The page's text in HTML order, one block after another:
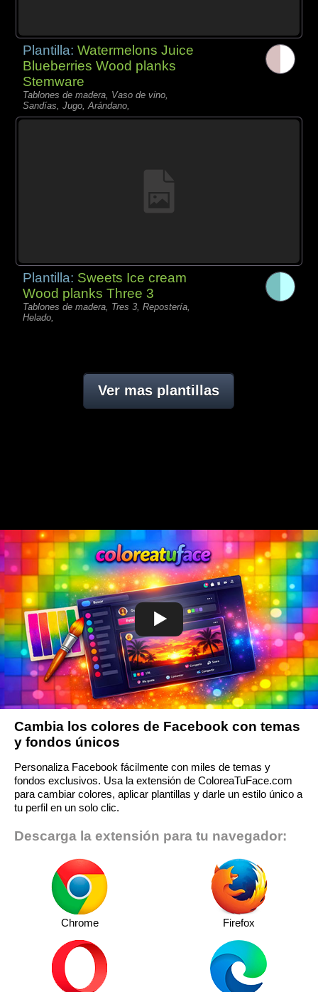
Plantilla:Watermelons Juice
Blueberries Wood planks
Stemware
Tablones de madera, Vaso de vino,
Sandías, Jugo, Arándano,
Plantilla: Sweets Ice cream
Wood planks Three 3
Tablones de madera, Tres 3, Repostería,
Helado,
Ver mas plantillas
Cambia los colores de Facebook con temas
y fondos únicos
Personaliza Facebook fácilmente con miles de temas y
fondos exclusivos. Usa la extensión de ColoreaTuFace.com
para cambiar colores, aplicar plantillas y darle un estilo único a
tu perfil en un solo clic.
Descarga la extensión para tu navegador:
Chrome Firefox